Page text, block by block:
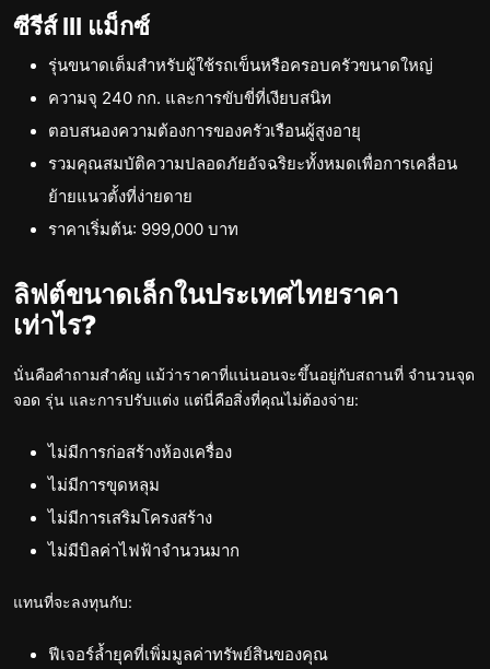
ซีรีส์ III แม็กซ์
รุ่นขนาดเต็มสำหรับผู้ใช้รถเข็นหรือครอบครัวขนาดใหญ่
ความจุ 240 กก. และการขับขี่ที่เงียบสนิท
ตอบสนองความต้องการของครัวเรือนผู้สูงอายุ
รวมคุณสมบัติความปลอดภัยอัจฉริยะทั้งหมดเพื่อการเคลื่อน
ย้ายแนวตั้งที่ง่ายดาย
ราคาเริ่มต้น: 999,000 บาท
ลิฟต์ขนาดเล็กในประเทศไทยราคา
เท่าไร?
นั่นคือคำถามสำคัญ แม้ว่าราคาที่แน่นอนจะขึ้นอยู่กับสถานที่ จำนวนจุด
จอด รุ่น และการปรับแต่ง แต่นี่คือสิ่งที่คุณไม่ต้องจ่าย:
ไม่มีการก่อสร้างห้องเครื่อง
ไม่มีการขุดหลุม
ไม่มีการเสริมโครงสร้าง
ไม่มีบิลค่าไฟฟ้าจำนวนมาก
แทนที่จะลงทุนกับ:
ฟีเจอร์ล้ำยุคที่เพิ่มมูลค่าทรัพย์สินของคุณ